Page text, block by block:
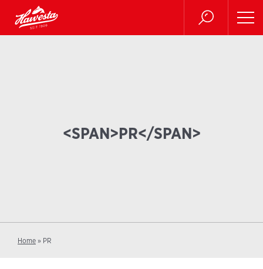
<SPAN>PR</SPAN>
Home » PR